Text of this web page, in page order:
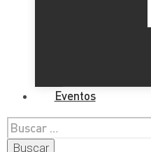
Eventos
Buscar: